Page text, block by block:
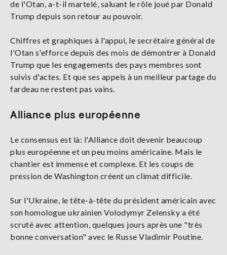
de l'Otan, a-t-il martelé, saluant le rôle joué par Donald
Trump depuis son retour au pouvoir.
Chiffres et graphiques à l'appui, le secrétaire général de
l'Otan s'efforce depuis des mois de démontrer à Donald
Trump que les engagements des pays membres sont
suivis d'actes. Et que ses appels à un meilleur partage du
fardeau ne restent pas vains.
Alliance plus européenne
Le consensus est là: l'Alliance doit devenir beaucoup
plus européenne et un peu moins américaine. Mais le
chantier est immense et complexe. Et les coups de
pression de Washington créent un climat difficile.
Sur l'Ukraine, le tête-à-tête du président américain avec
son homologue ukrainien Volodymyr Zelensky a été
scruté avec attention, quelques jours après une "très
bonne conversation" avec le Russe Vladimir Poutine.